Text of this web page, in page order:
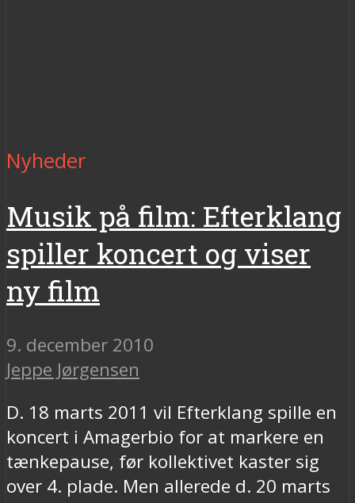
Nyheder
Musik på film: Efterklang
spiller koncert og viser
ny film
9. december 2010
Jeppe Jørgensen
D. 18 marts 2011 vil Efterklang spille en
koncert i Amagerbio for at markere en
tænkepause, før kollektivet kaster sig
over 4. plade. Men allerede d. 20 marts